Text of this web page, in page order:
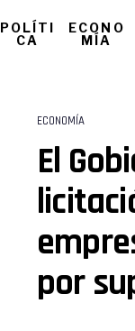
POLÍTI
CA
ECONO
MÍA
ECONOMÍA
El
por